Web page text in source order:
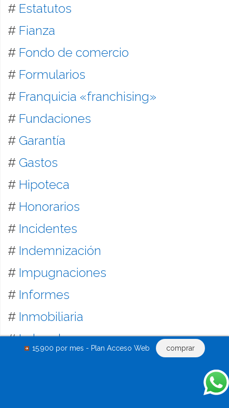
15.900 por mes - Plan Acceso Web comprar
# Estatutos
# Fianza
# Fondo de comercio
# Formularios
# Franquicia «franchising»
# Fundaciones
# Garantía
# Gastos
# Hipoteca
# Honorarios
# Incidentes
# Indemnización
# Impugnaciones
# Informes
# Inmobiliaria
#Laboral